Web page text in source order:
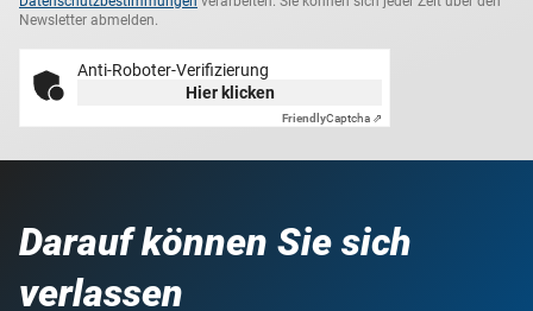
Newsletter abmelden.
Anti-Roboter-Verifizierung
Hier klicken
FriendlyCaptcha ⇗
Darauf können Sie sich
verlassen